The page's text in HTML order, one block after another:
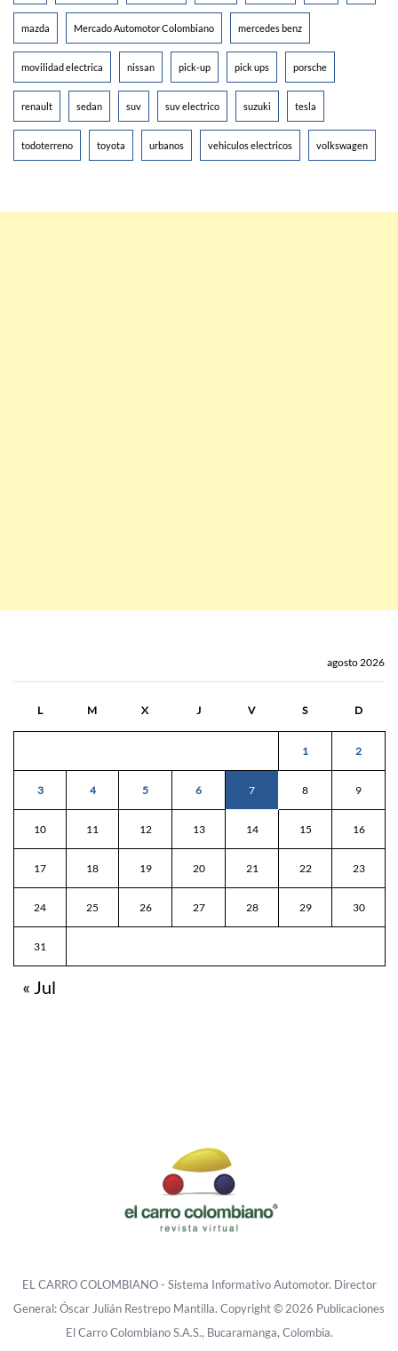
mazda Mercado Automotor Colombiano mercedes benz
movilidad electrica nissan pick-up pick ups porsche
renault sedan suv suv electrico suzuki tesla
todoterreno toyota urbanos vehiculos electricos volkswagen
agosto 2026
L M X J V S D
1 2
3 4 5 6 7 8 9
10 11 12 13 14 15 16
17 18 19 20 21 22 23
24 25 26 27 28 29 30
31
« Jul
EL CARRO COLOMBIANO - Sistema Informativo Automotor. Director
General: Óscar Julián Restrepo Mantilla. Copyright © 2026 Publicaciones
El Carro Colombiano S.A.S., Bucaramanga, Colombia.